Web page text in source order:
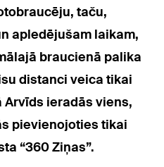
taču,
apledējušam laikam,
braucienā palika
distanci veica tikai
ieradās viens,
pievienojoties tikai
“360 Ziņas”.